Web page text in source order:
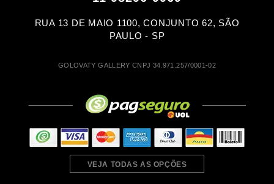
RUA 13 DE MAIO 1100, CONJUNTO 62, SÃO
PAULO - SP
GOLOVATY GALLERY CNPJ 34.971.257/0001-02
VEJA TODAS AS OPÇÕES